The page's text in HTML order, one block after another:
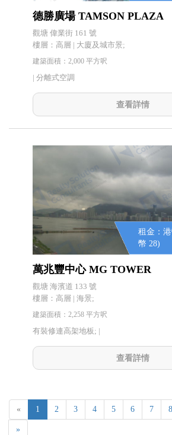
德勝廣場 TAMSON PLAZA
觀塘 偉業街 161 號
樓層：高層 | 大廈及城市景;
建築面積：2,000 平方呎
| 分離式空調
查看詳情
租金：
幣 28)
萬兆豐中心 MG TOWER
觀塘 海濱道 133 號
樓層：高層 | 海景;
建築面積：2,258 平方呎
有裝修連高架地板; |
查看詳情
« 1 2 3 4 5 6 7 8
»